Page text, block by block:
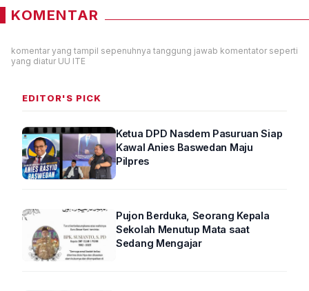
KOMENTAR
komentar yang tampil sepenuhnya tanggung jawab komentator seperti
yang diatur UU ITE
EDITOR'S PICK
Ketua DPD Nasdem Pasuruan Siap
Kawal Anies Baswedan Maju
Pilpres
Pujon Berduka, Seorang Kepala
Sekolah Menutup Mata saat
Sedang Mengajar